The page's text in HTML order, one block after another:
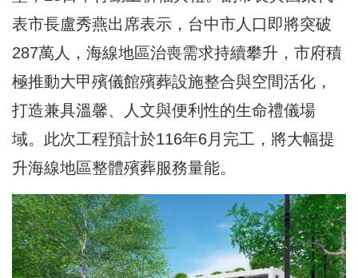
表市長盧秀燕出席表示，台中市人口即將突破
287萬人，海線地區治喪需求持續攀升，市府積
極推動大甲殯儀館殯葬設施整合與空間活化，
打造兼具溫馨、人文與便利性的生命禮儀場
域。此次工程預計於116年6月完工，將大幅提
升海線地區整體殯葬服務量能。